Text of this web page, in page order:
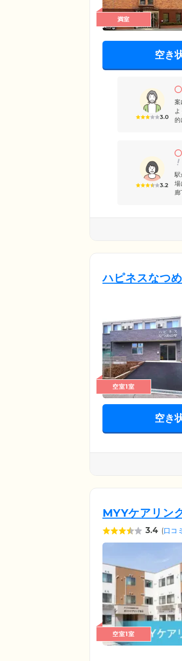
満室
空き
3.0
案
的
3.2
駅
場
廊
ハピネスなつ
空室1室
空き
MYYケアリン
3.4 (口コ
空室1室